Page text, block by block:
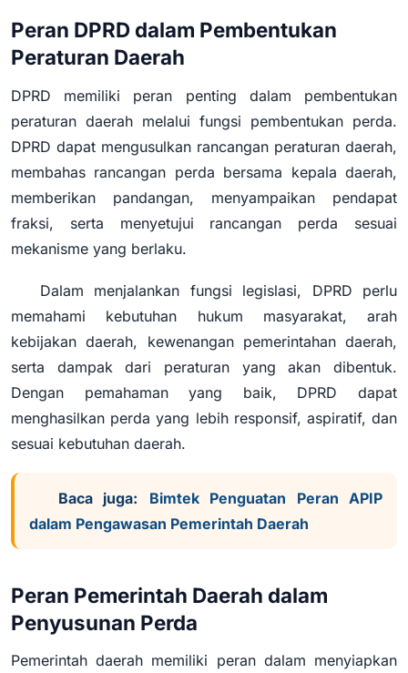
Peran DPRD dalam Pembentukan
Peraturan Daerah
DPRD memiliki peran penting dalam pembentukan
peraturan daerah melalui fungsi pembentukan perda.
DPRD dapat mengusulkan rancangan peraturan daerah,
membahas rancangan perda bersama kepala daerah,
memberikan pandangan, menyampaikan pendapat
fraksi, serta menyetujui rancangan perda sesuai
mekanisme yang berlaku.
Dalam menjalankan fungsi legislasi, DPRD perlu
memahami kebutuhan hukum masyarakat, arah
kebijakan daerah, kewenangan pemerintahan daerah,
serta dampak dari peraturan yang akan dibentuk.
Dengan pemahaman yang baik, DPRD dapat
menghasilkan perda yang lebih responsif, aspiratif, dan
sesuai kebutuhan daerah.
Baca juga:
Bimtek Penguatan Peran APIP
dalam Pengawasan Pemerintah Daerah
Peran Pemerintah Daerah dalam
Penyusunan Perda
Pemerintah daerah memiliki peran dalam menyiapkan